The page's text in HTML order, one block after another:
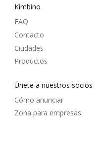
Kimbino
FAQ
Contacto
Ciudades
Productos
Únete a nuestros socios
Cómo anunciar
Zona para empresas